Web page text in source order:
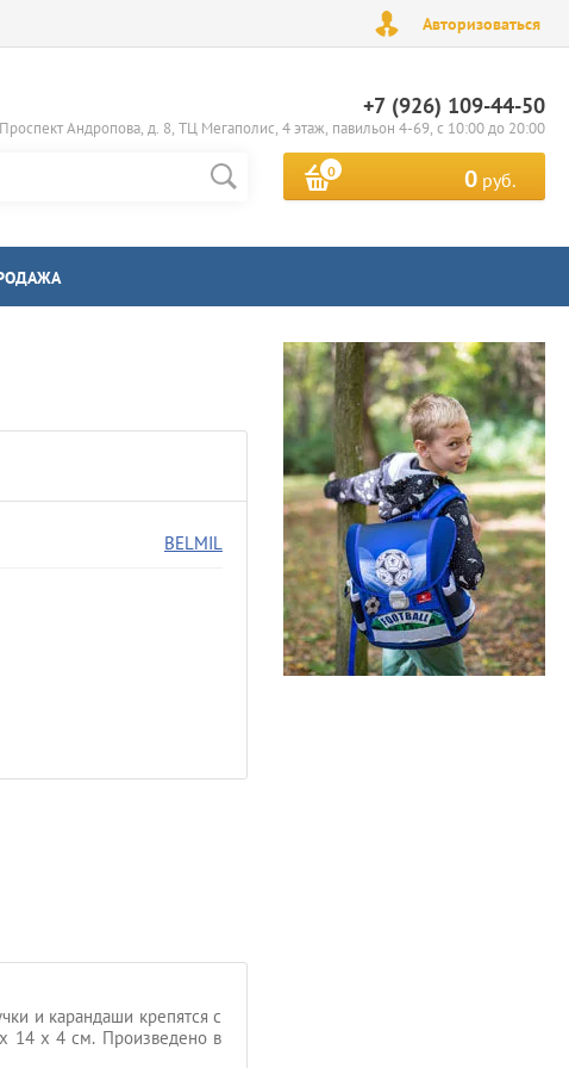
Авторизоваться
+7 (926) 109-44-50
Андропова, д. 8, ТЦ Мегаполис, 4 этаж, павильон 4-69, с 10:00 до 20:00
0 0 руб.
BELMIL
и карандаши крепятся с
14 x 4 см. Произведено в